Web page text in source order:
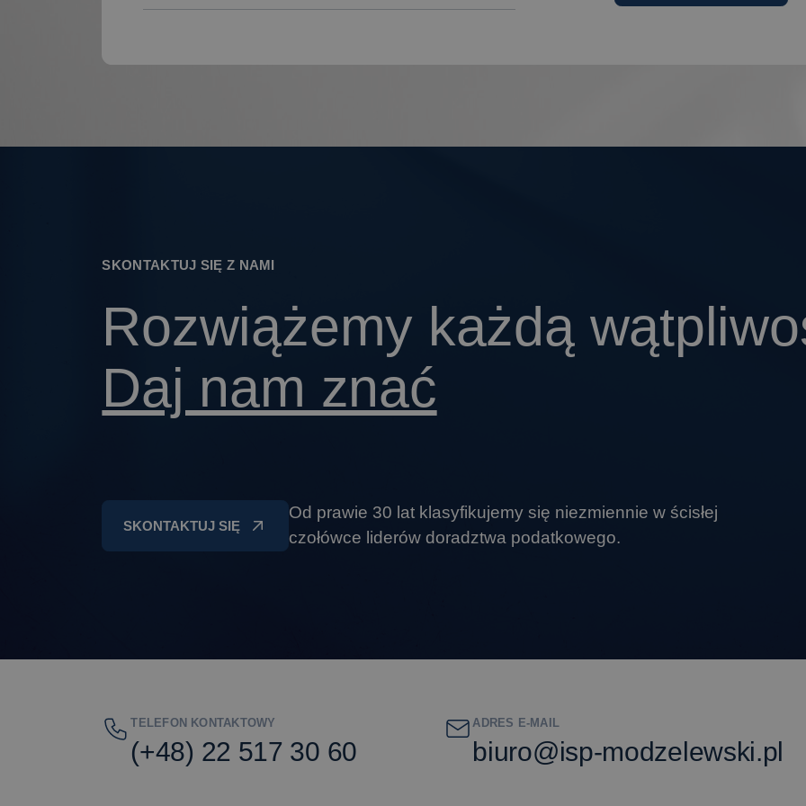
SKONTAKTUJ SIĘ Z NAMI
Rozwiążemy każdą
Daj nam znać
SKONTAKTUJ SIĘ
Od prawie 30 lat klasyfikujemy się niezmiennie w ścisłej
czołówce liderów doradztwa podatkowego.
TELEFON KONTAKTOWY
(+48) 22 517 30 60
ADRES E-MAIL
biuro@isp-modzelewski.pl